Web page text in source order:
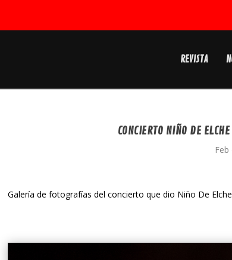
REVISTA
CONCIERTO NIÑO DE
Feb
Galería de fotografías del concierto que dio Niño De